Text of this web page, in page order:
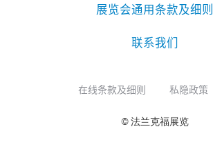
展览会通用条款及细则
联系我们
在线条款及细则 私隐政策
© 法兰克福展览